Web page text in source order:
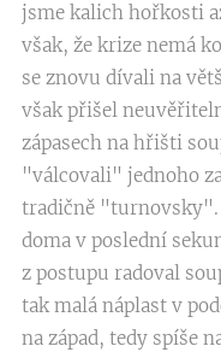
jsme kalich hořkosti
však, že krize nemá
se znovu dívali na
však přišel
zápasech na hřišti
"válcovali" jednoho
tradičně "turnovsky".
doma v poslední
z postupu radoval
tak malá náplast v
na západ, tedy spíše